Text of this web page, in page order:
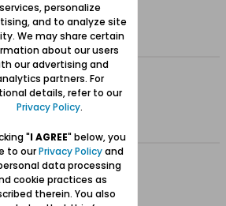
0 Likes
12:38
Hits0 Likes
0 Likes
services, personalize
and to analyze site
We may share certain
about our users
our advertising and
partners. For
details, refer to our
Privacy Policy.
"I AGREE" below, you
to ourPrivacy Policyand
data processing
cookie practices as
therein. You also